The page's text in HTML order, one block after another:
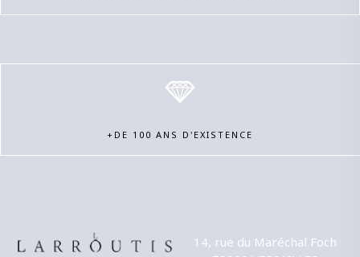
+DE 100 ANS D'EXISTENCE
14, rue du Maréchal Foch